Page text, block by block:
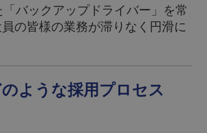
バックアップドライバー」を常
の皆様の業務が滞りなく円滑に
ような採用プロセス